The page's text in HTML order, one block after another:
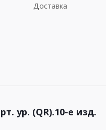
ур. (QR).10-е изд.
Доставка